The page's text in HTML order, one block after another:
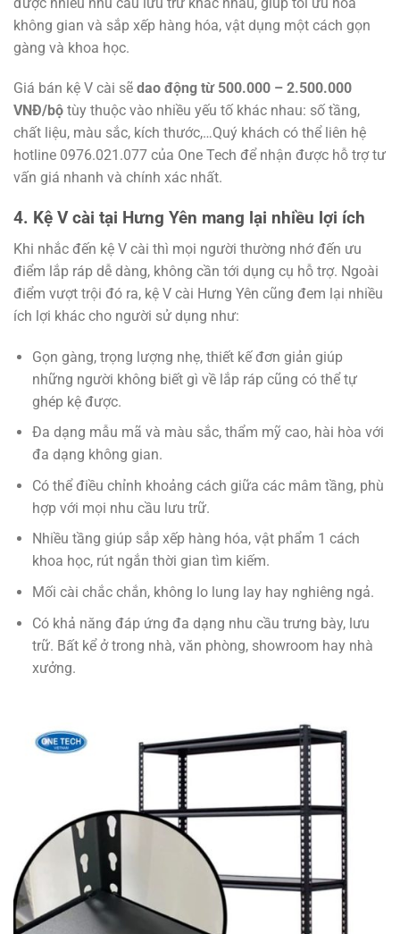
không gian và sắp xếp hàng hóa, vật dụng một cách gọn
gàng và khoa học.
Giá bán kệ V cài sẽ dao động từ 500.000 – 2.500.000
VNĐ/bộ tùy thuộc vào nhiều yếu tố khác nhau: số tầng,
chất liệu, màu sắc, kích thước,…Quý khách có thể liên hệ
hotline 0976.021.077 của One Tech để nhận được hỗ trợ tư
vấn giá nhanh và chính xác nhất.
4. Kệ V cài tại Hưng Yên mang lại nhiều lợi ích
Khi nhắc đến kệ V cài thì mọi người thường nhớ đến ưu
điểm lắp ráp dễ dàng, không cần tới dụng cụ hỗ trợ. Ngoài
điểm vượt trội đó ra, kệ V cài Hưng Yên cũng đem lại nhiều
ích lợi khác cho người sử dụng như:
Gọn gàng, trọng lượng nhẹ, thiết kế đơn giản giúp
những người không biết gì về lắp ráp cũng có thể tự
ghép kệ được.
Đa dạng mẫu mã và màu sắc, thẩm mỹ cao, hài hòa với
đa dạng không gian.
Có thể điều chỉnh khoảng cách giữa các mâm tầng, phù
hợp với mọi nhu cầu lưu trữ.
Nhiều tầng giúp sắp xếp hàng hóa, vật phẩm 1 cách
khoa học, rút ngắn thời gian tìm kiếm.
Mối cài chắc chắn, không lo lung lay hay nghiêng ngả.
Có khả năng đáp ứng đa dạng nhu cầu trưng bày, lưu
trữ. Bất kể ở trong nhà, văn phòng, showroom hay nhà
xưởng.